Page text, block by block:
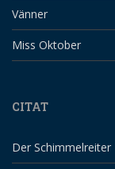
Vänner
Miss Oktober
CITAT
Der Schimmelreiter